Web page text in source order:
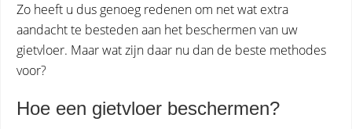
Zo heeft u dus genoeg redenen om net wat extra
aandacht te besteden aan het beschermen van uw
gietvloer. Maar wat zijn daar nu dan de beste methodes
voor?
Hoe een gietvloer beschermen?